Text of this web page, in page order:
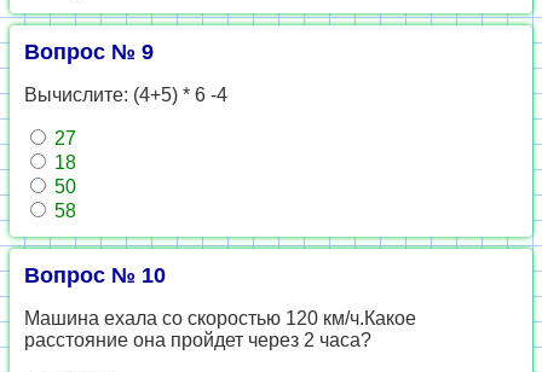
Вопрос № 9
Вычислите: (4+5) * 6 -4
27
18
50
58
Вопрос № 10
Машина ехала со скоростью 120 км/ч.Какое
расстояние она пройдет через 2 часа?